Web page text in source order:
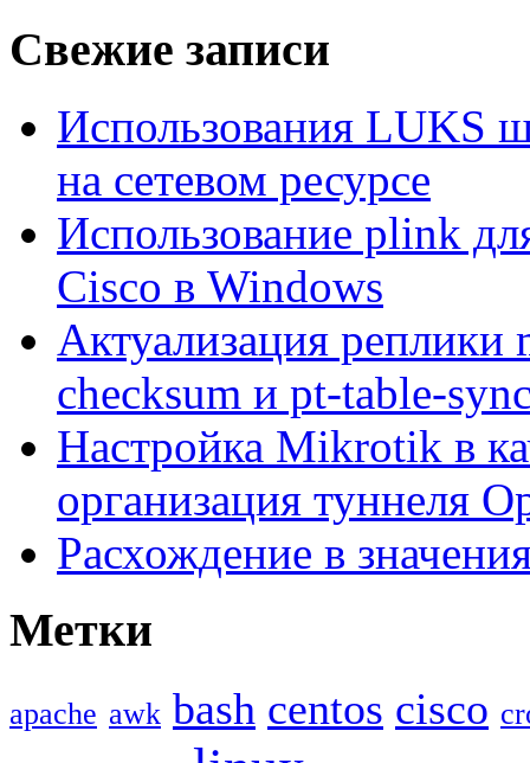
Свежие записи
Использования LUKS
на сетевом ресурсе
Использование plink
Cisco в Windows
Актуализация
checksum и pt-table-
Настройка Mikrotik в
организация туннеля
Расхождение в
Метки
apache awk bash centos cisco